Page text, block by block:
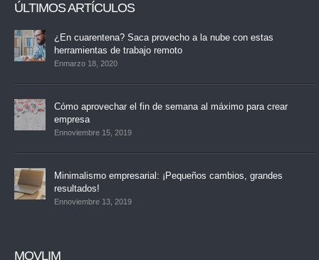
ÚLTIMOS ARTÍCULOS
¿En cuarentena? Saca provecho a la nube con estas
herramientas de trabajo remoto
Enmarzo 18, 2020
Cómo aprovechar el fin de semana al máximo para crear
empresa
Ennoviembre 15, 2019
Minimalismo empresarial: ¡Pequeños cambios, grandes
resultados!
Ennoviembre 13, 2019
MOVLIM